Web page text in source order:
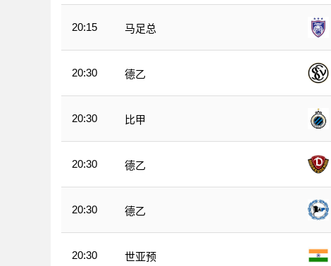
20:15 马足总
20:30 德乙
20:30 比甲
20:30 德乙
20:30 德乙
20:30 世亚预